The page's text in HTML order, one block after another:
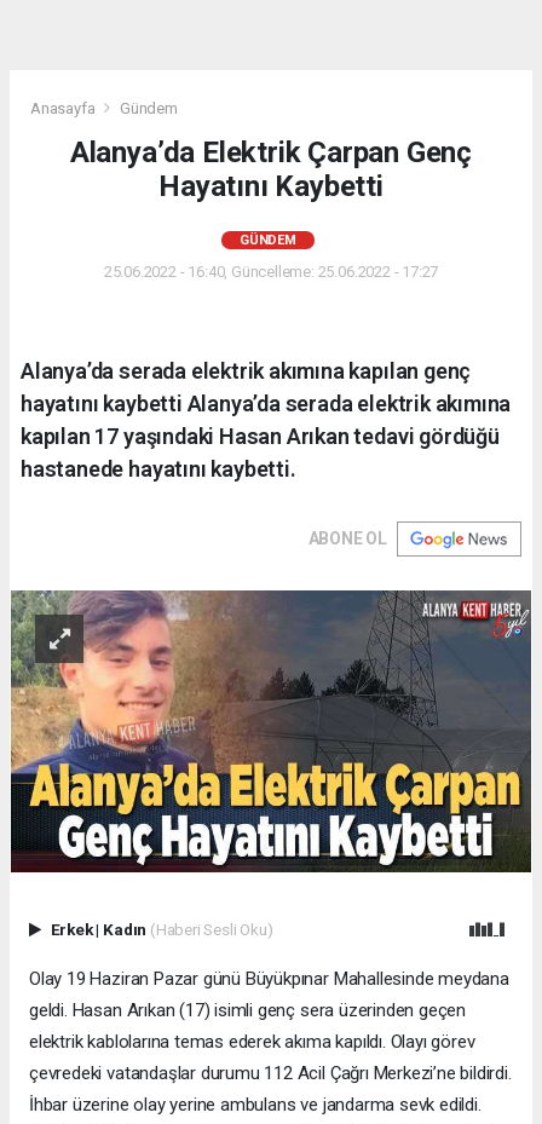
Anasayfa Gündem
Alanya’da Elektrik Çarpan Genç
Hayatını Kaybetti
GÜNDEM
25.06.2022 - 16:40, Güncelleme: 25.06.2022 - 17:27
Alanya’da serada elektrik akımına kapılan genç
hayatını kaybetti Alanya’da serada elektrik akımına
kapılan 17 yaşındaki Hasan Arıkan tedavi gördüğü
hastanede hayatını kaybetti.
ABONE OL
Erkek| Kadın (Haberi Sesli Oku)
Olay 19 Haziran Pazar günü Büyükpınar Mahallesinde meydana
geldi. Hasan Arıkan (17) isimli genç sera üzerinden geçen
elektrik kablolarına temas ederek akıma kapıldı. Olayı görev
çevredeki vatandaşlar durumu 112 Acil Çağrı Merkezi’ne bildirdi.
İhbar üzerine olay yerine ambulans ve jandarma sevk edildi.